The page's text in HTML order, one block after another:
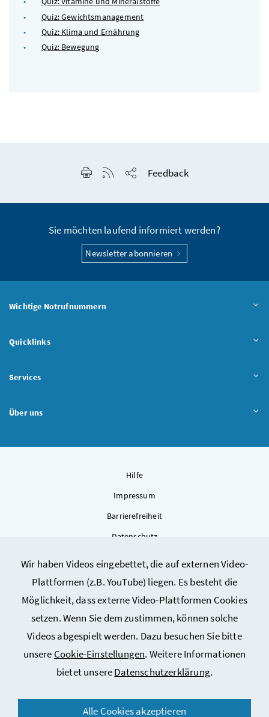
Wir haben Videos eingebettet, die auf externen Video-
Plattformen (z.B. YouTube) liegen. Es besteht die
Möglichkeit, dass externe Video-Plattformen Cookies
setzen. Wenn Sie dem zustimmen, können solche
Videos abgespielt werden. Dazu besuchen Sie bitte
unsere Cookie-Einstellungen. Weitere Informationen
bietet unsereDatenschutzerklärung.
Alle Cookies akzeptieren
Quiz: Gewichtsmanagement
Quiz: Klima und Ernährung
Quiz: Bewegung
Seite drucken
RSS-Feed anzeigen
Feedback
Sie möchten laufend informiert werden?
Newsletter abonnieren
Wichtige Notrufnummern
Quicklinks
Services
Über uns
Hilfe
Impressum
Barrierefreiheit
Datenschutz
Sitemap
Cookie-Einstellungen
© 2026 Bundesministerium für Arbeit, Soziales, Gesundheit,